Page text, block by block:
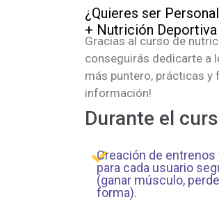
¿Quieres ser
+ Nutrición
Gracias al curso de
conseguirás dedicarte a
más puntero, prácticas y
información!
Durante el
Creación de
para cada usuario
(ganar músculo,
forma).